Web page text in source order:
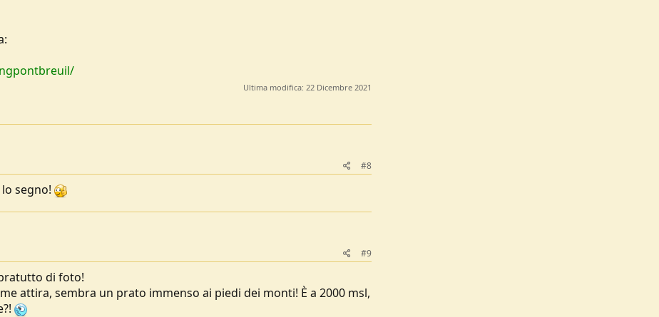
Ultima modifica: 22 Dicembre 2021
#8
segno!
#9
di foto!
attira, sembra un prato immenso ai piedi dei monti! È a 2000 msl,